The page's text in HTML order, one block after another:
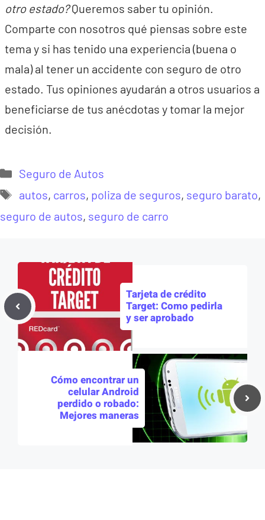
otro estado?Queremos saber tu opinión.
Comparte con nosotros qué piensas sobre este
tema y si has tenido una experiencia (buena o
mala) al tener un accidente con seguro de otro
estado. Tus opiniones ayudarán a otros usuarios a
beneficiarse de tus anécdotas y tomar la mejor
decisión.
Categorías
Seguro de Autos
Etiquetas
autos, carros, poliza de seguros, seguro barato,
seguro de autos, seguro de carro
Tarjeta de crédito
Target: Como pedirla
y ser aprobado
Cómo encontrar un
celular Android
perdido o robado:
Mejores maneras